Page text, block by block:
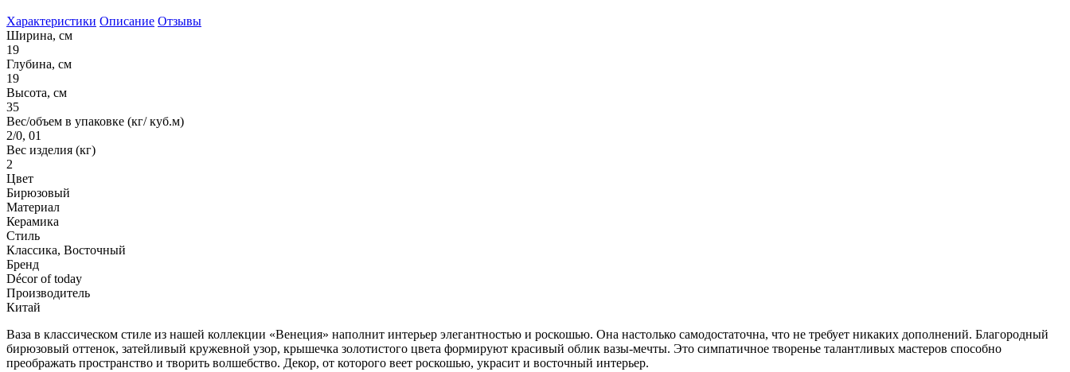
Характеристики Описание Отзывы
Ширина, см
19
Глубина, см
19
Высота, см
35
Вес/объем в упаковке (кг/ куб.м)
2/0, 01
Вес изделия (кг)
2
Цвет
Бирюзовый
Материал
Керамика
Стиль
Классика, Восточный
Бренд
Décor of today
Производитель
Китай
Ваза в классическом стиле из нашей коллекции «Венеция» наполнит интерьер элегантностью и роскошью. Она настолько самодостаточна, что не требует никаких дополнений. Благородный
бирюзовый оттенок, затейливый кружевной узор, крышечка золотистого цвета формируют красивый облик вазы-мечты. Это симпатичное творенье талантливых мастеров способно
преображать пространство и творить волшебство. Декор, от которого веет роскошью, украсит и восточный интерьер.